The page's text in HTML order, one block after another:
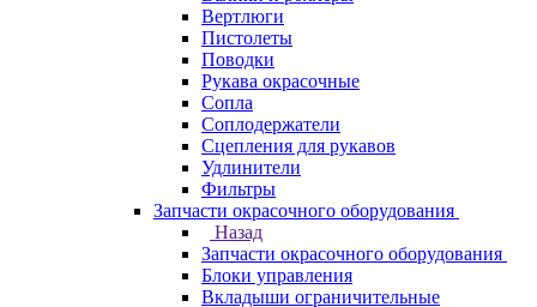
Вертлюги
Пистолеты
Поводки
Рукава окрасочные
Сопла
Соплодержатели
Сцепления для рукавов
Удлинители
Фильтры
Запчасти окрасочного оборудования
Назад
Запчасти окрасочного оборудования
Блоки управления
Вкладыши ограничительные